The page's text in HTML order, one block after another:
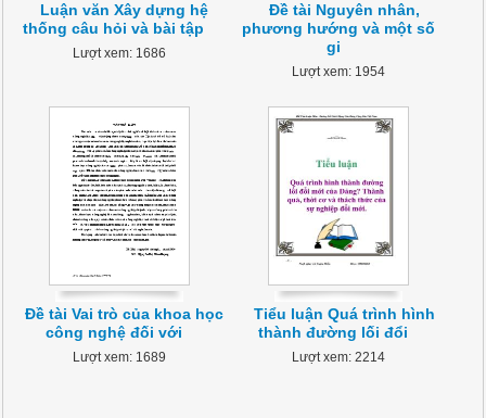
Luận văn Xây dựng hệ
thống câu hỏi và bài tập
Lượt xem: 1686
Đề tài Nguyên nhân,
phương hướng và một số
gi
Lượt xem: 1954
Đề tài Vai trò của khoa học
công nghệ đối với
Lượt xem: 1689
Tiểu luận Quá trình hình
thành đường lối đổi
Lượt xem: 2214